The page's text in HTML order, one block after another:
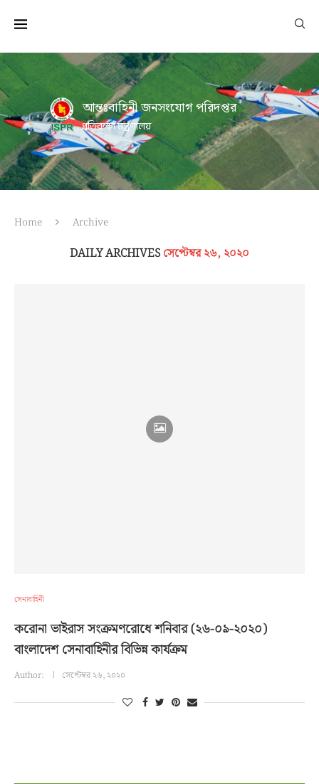
আন্তঃবাহিনী জনসংযোগ পরিদপ্তর
প্রতিরক্ষা মন্ত্রণালয়
Home Archive
DAILY ARCHIVES সেপ্টেম্বর ২৬, ২০২০
সেনাবাহিনী
করোনা ভাইরাস সংক্রমণরোধে শনিবার (২৬-০৯-২০২০)
বাংলাদেশ সেনাবাহিনীর বিভিন্ন কার্যক্রম
Author: সেপ্টেম্বর ২৬, ২০২০